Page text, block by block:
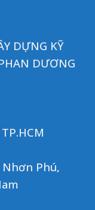
DỰNG KỸ
DƯƠNG
Phú,